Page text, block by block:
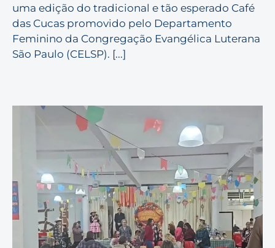
uma edição do tradicional e tão esperado Café
das Cucas promovido pelo Departamento
Feminino da Congregação Evangélica Luterana
São Paulo (CELSP). [...]